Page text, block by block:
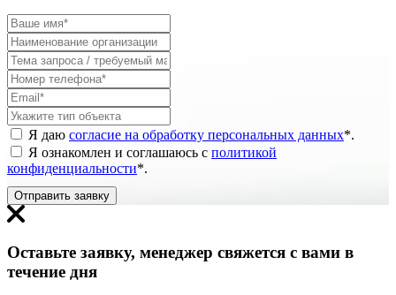
Я даю согласие на обработку персональных данных*.
Я ознакомлен и соглашаюсь с политикой
конфиденциальности*.
Отправить заявку
Оставьте заявку, менеджер свяжется с вами в
течение дня